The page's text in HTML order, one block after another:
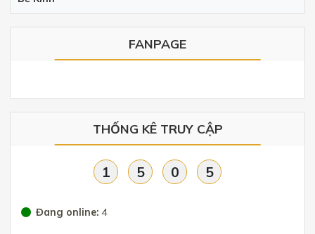
FANPAGE
THỐNG KÊ TRUY CẬP
1 5 0 5
Đang online: 4